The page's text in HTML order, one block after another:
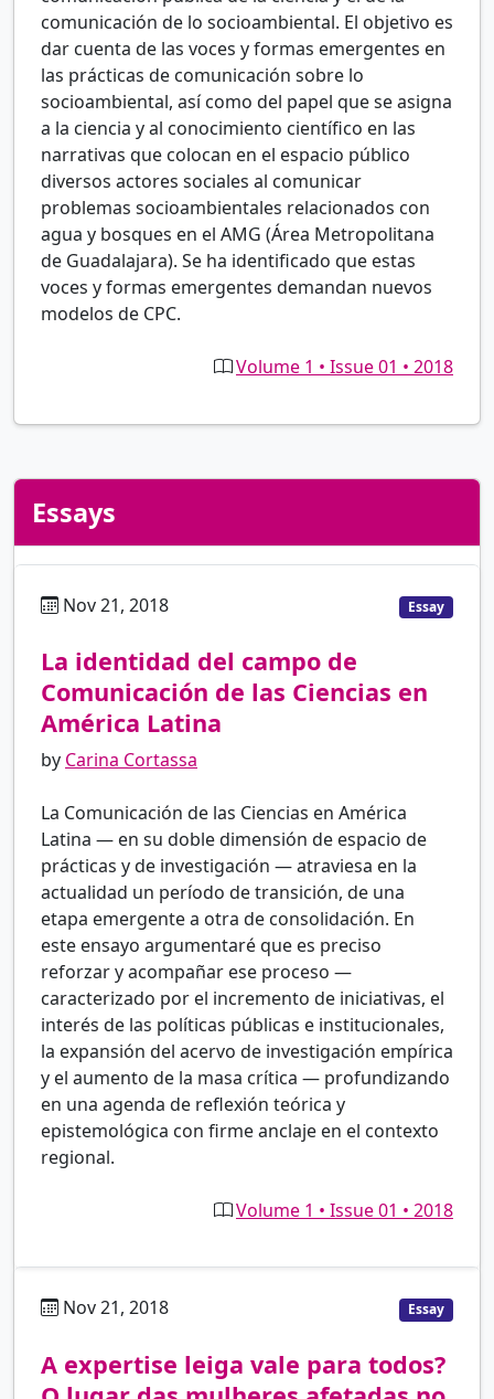
comunicación de lo socioambiental. El objetivo es
dar cuenta de las voces y formas emergentes en
las prácticas de comunicación sobre lo
socioambiental, así como del papel que se asigna
a la ciencia y al conocimiento científico en las
narrativas que colocan en el espacio público
diversos actores sociales al comunicar
problemas socioambientales relacionados con
agua y bosques en el AMG (Área Metropolitana
de Guadalajara). Se ha identificado que estas
voces y formas emergentes demandan nuevos
modelos de CPC.
Volume 1 • Issue 01 • 2018
Essays
Nov 21, 2018 Essay
La identidad del campo de
Comunicación de las Ciencias en
América Latina
by Carina Cortassa
La Comunicación de las Ciencias en América
Latina — en su doble dimensión de espacio de
prácticas y de investigación — atraviesa en la
actualidad un período de transición, de una
etapa emergente a otra de consolidación. En
este ensayo argumentaré que es preciso
reforzar y acompañar ese proceso —
caracterizado por el incremento de iniciativas, el
interés de las políticas públicas e institucionales,
la expansión del acervo de investigación empírica
y el aumento de la masa crítica — profundizando
en una agenda de reflexión teórica y
epistemológica con firme anclaje en el contexto
regional.
Volume 1 • Issue 01 • 2018
Nov 21, 2018 Essay
A expertise leiga vale para todos?